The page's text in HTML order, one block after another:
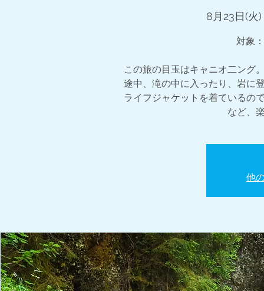
8月23日(火)
対象
この旅の目玉はキャニオ二ング
途中、滝の中に入ったり、岩に
ライフジャケットを着ているの
など、
他